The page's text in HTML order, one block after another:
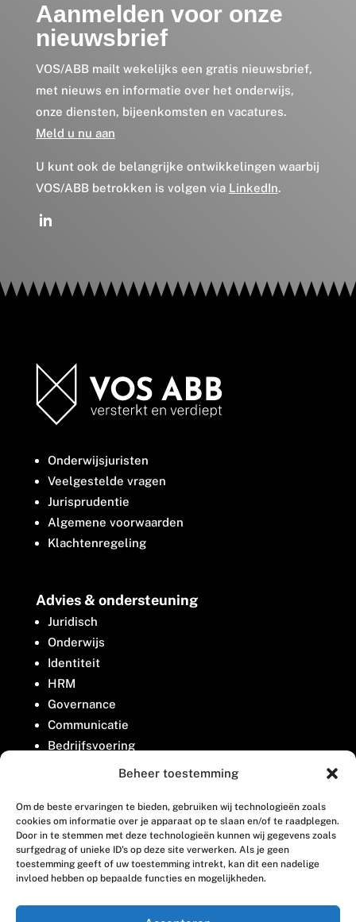
Beheer toestemming
Om de beste ervaringen te bieden, gebruiken wij technologieën zoals
cookies om informatie over je apparaat op te slaan en/of te raadplegen.
Door in te stemmen met deze technologieën kunnen wij gegevens zoals
surfgedrag of unieke ID's op deze site verwerken. Als je geen
toestemming geeft of uw toestemming intrekt, kan dit een nadelige
invloed hebben op bepaalde functies en mogelijkheden.
Aanmelden voor onze
nieuwsbrief
VOS/ABB mailt wekelijks een gratis nieuwsbrief,
met nieuws en informatie over het onderwijs,
onze diensten, bijeenkomsten en vacatures.
Meld u nu aan
U kunt ook de belangrijke ontwikkelingen waarbij
VOS/ABB betrokken is volgen via LinkedIn.
Onderwijsjuristen
Veelgestelde vragen
Jurisprudentie
Algemene voorwaarden
Klachtenregeling
Advies & ondersteuning
Juridisch
Onderwijs
Identiteit
HRM
Governance
Communicatie
Bedrijfsvoering
Belangenbehartiging
Contact
Houttuinlaan 8
3447 GM Woerden